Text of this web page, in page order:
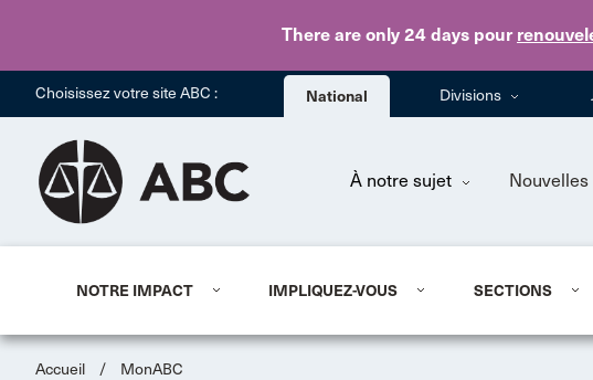
There are only 24 days pour
Choisissez votre site ABC : National Divisions
À notre sujet Nouvelles
NOTRE IMPACT IMPLIQUEZ-VOUS SECTIONS
Accueil / MonABC